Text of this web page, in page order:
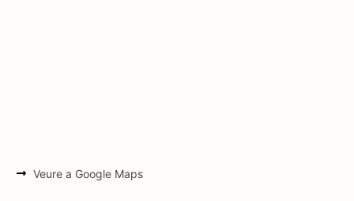
Veure a Google Maps